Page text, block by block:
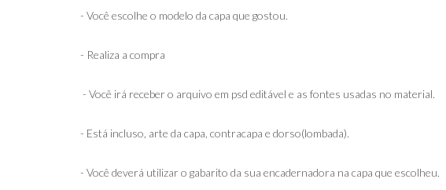
- Você escolhe o modelo da capa que gostou.
- Realiza a compra
- Você irá receber o arquivo em psd editável e as fontes usadas no material.
- Está incluso, arte da capa, contracapa e dorso(lombada).
- Você deverá utilizar o gabarito da sua encadernadora na capa que escolheu.